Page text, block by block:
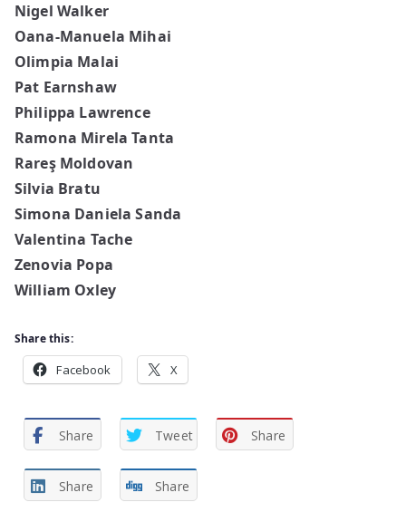
Nigel Walker
Oana-Manuela Mihai
Olimpia Malai
Pat Earnshaw
Philippa Lawrence
Ramona Mirela Tanta
Rareş Moldovan
Silvia Bratu
Simona Daniela Sanda
Valentina Tache
Zenovia Popa
William Oxley
Share this:
Facebook X
Share Tweet Share
Share Share